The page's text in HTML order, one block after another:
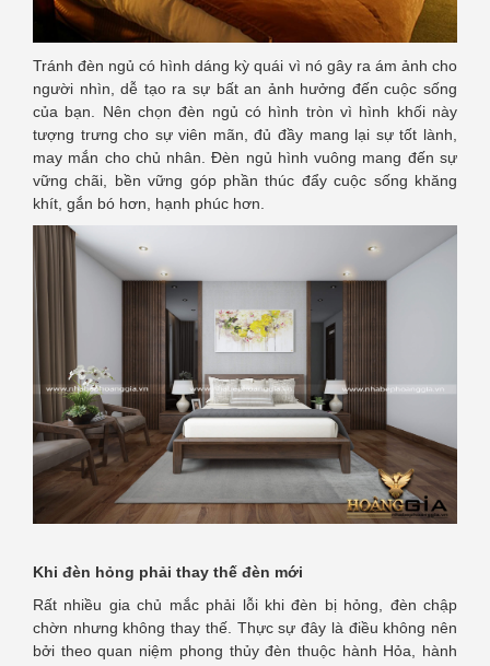
Tránh đèn ngủ có hình dáng kỳ quái vì nó gây ra ám ảnh cho
người nhìn, dễ tạo ra sự bất an ảnh hưởng đến cuộc sống
của bạn. Nên chọn đèn ngủ có hình tròn vì hình khối này
tượng trưng cho sự viên mãn, đủ đầy mang lại sự tốt lành,
may mắn cho chủ nhân. Đèn ngủ hình vuông mang đến sự
vững chãi, bền vững góp phần thúc đẩy cuộc sống khăng
khít, gắn bó hơn, hạnh phúc hơn.
Khi đèn hỏng phải thay thế đèn mới
Rất nhiều gia chủ mắc phải lỗi khi đèn bị hỏng, đèn chập
chờn nhưng không thay thế. Thực sự đây là điều không nên
bởi theo quan niệm phong thủy đèn thuộc hành Hỏa, hành